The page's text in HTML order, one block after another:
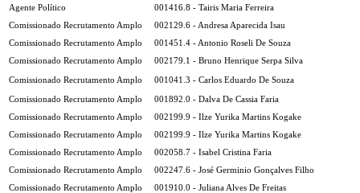
Agente Político
001416.8 - Tairis Maria Ferreira
Comissionado Recrutamento Amplo
002129.6 - Andresa Aparecida Isau
Comissionado Recrutamento Amplo
001451.4 - Antonio Roseli De Souza
Comissionado Recrutamento Amplo
002179.1 - Bruno Henrique Serpa Silva
Comissionado Recrutamento Amplo 001041.3 - Carlos Eduardo De Souza
Comissionado Recrutamento Amplo
001892.0 - Dalva De Cassia Faria
Comissionado Recrutamento Amplo
002199.9 - Ilze Yurika Martins Kogake
Comissionado Recrutamento Amplo
002199.9 - Ilze Yurika Martins Kogake
Comissionado Recrutamento Amplo
002058.7 - Isabel Cristina Faria
Comissionado Recrutamento Amplo
002247.6 - José Germinio Gonçalves Filho
Comissionado Recrutamento Amplo
001910.0 - Juliana Alves De Freitas